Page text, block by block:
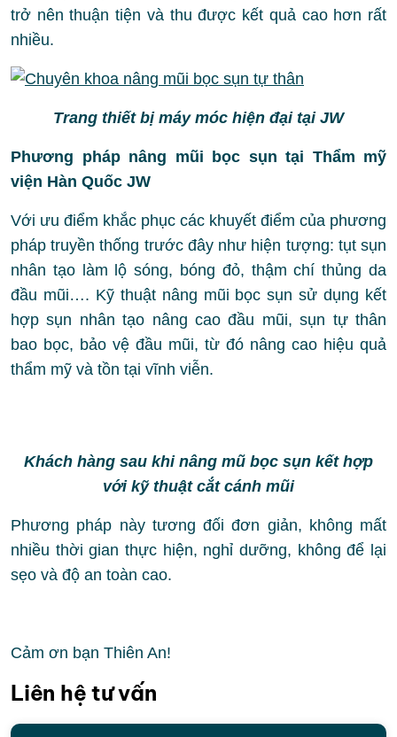
trở nên thuận tiện và thu được kết quả cao hơn rất
nhiều.
Trang thiết bị máy móc hiện đại tại JW
Phương pháp nâng mũi bọc sụn tại Thẩm mỹ
viện Hàn Quốc JW
Với ưu điểm khắc phục các khuyết điểm của phương
pháp truyền thống trước đây như hiện tượng: tụt sụn
nhân tạo làm lộ sóng, bóng đỏ, thậm chí thủng da
đầu mũi…. Kỹ thuật nâng mũi bọc sụn sử dụng kết
hợp sụn nhân tạo nâng cao đầu mũi, sụn tự thân
bao bọc, bảo vệ đầu mũi, từ đó nâng cao hiệu quả
thẩm mỹ và tồn tại vĩnh viễn.
Khách hàng sau khi nâng mũ bọc sụn kết hợp
với kỹ thuật cắt cánh mũi
Phương pháp này tương đối đơn giản, không mất
nhiều thời gian thực hiện, nghỉ dưỡng, không để lại
sẹo và độ an toàn cao.
Cảm ơn bạn Thiên An!
Liên hệ tư vấn